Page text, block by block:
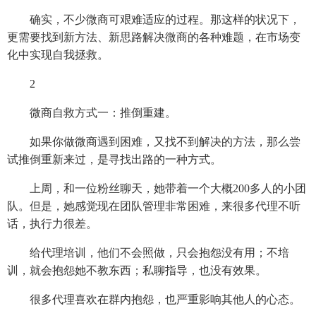
确实，不少微商可艰难适应的过程。那这样的状况下，
更需要找到新方法、新思路解决微商的各种难题，在市场变
化中实现自我拯救。
2
微商自救方式一：推倒重建。
如果你做微商遇到困难，又找不到解决的方法，那么尝
试推倒重新来过，是寻找出路的一种方式。
上周，和一位粉丝聊天，她带着一个大概200多人的小团
队。但是，她感觉现在团队管理非常困难，来很多代理不听
话，执行力很差。
给代理培训，他们不会照做，只会抱怨没有用；不培
训，就会抱怨她不教东西；私聊指导，也没有效果。
很多代理喜欢在群内抱怨，也严重影响其他人的心态。